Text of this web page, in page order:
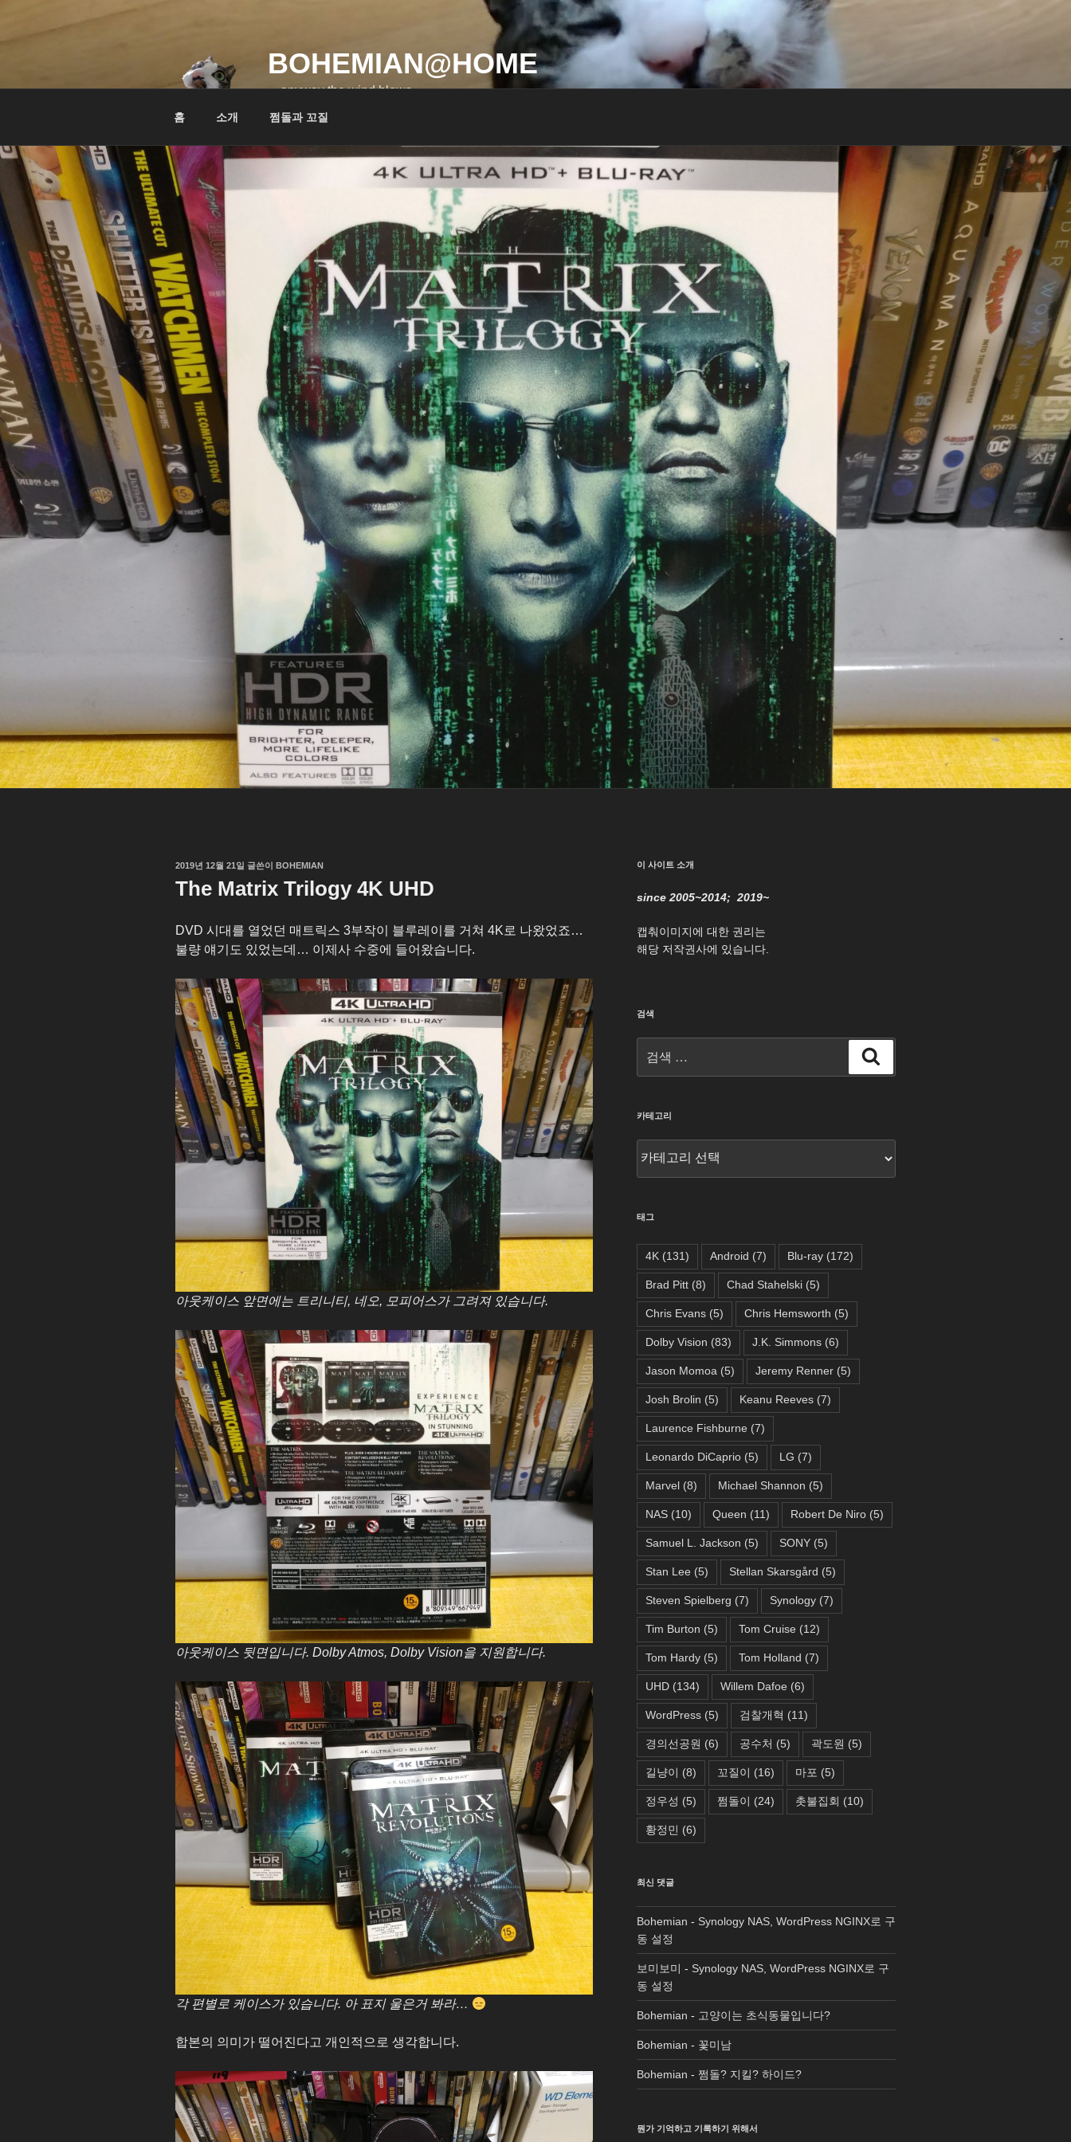
BOHEMIAN@HOME
…anyway the wind blows…
홈 소개 쩜돌과 꼬질
작
2019년 12월 21일 글쓴이 BOHEMIAN
The Matrix Trilogy 4K UHD
DVD 시대를 열었던 매트릭스 3부작이 블루레이를 거쳐 4K로 나왔었죠…
불량 얘기도 있었는데… 이제사 수중에 들어왔습니다.
아웃케이스 앞면에는 트리니티, 네오, 모피어스가 그려져 있습니다.
아웃케이스 뒷면입니다. Dolby Atmos, Dolby Vision을 지원합니다.
각 편별로 케이스가 있습니다. 아 표지 울은거 봐라…
합본의 의미가 떨어진다고 개인적으로 생각합니다.
이 사이트 소개
since 2005~2014; 2019~
캡춰이미지에 대한 권리는
해당 저작권사에 있습니다.
검색
색:
색
카테고리
테
태그
4K(131) Android (7) Blu-ray(172)
Brad Pitt(8) Chad Stahelski(5)
Chris Evans(5) Chris Hemsworth (5)
Dolby Vision (83) J.K. Simmons(6)
Jason Momoa (5) Jeremy Renner(5)
Josh Brolin (5) Keanu Reeves(7)
Laurence Fishburne (7)
Leonardo DiCaprio(5) LG (7)
Marvel(8) Michael Shannon (5)
NAS(10) Queen (11) Robert De Niro(5)
Samuel L. Jackson (5) SONY(5)
Stan Lee (5) Stellan Skarsgård (5)
Steven Spielberg (7) Synology(7)
Tim Burton (5) Tom Cruise (12)
Tom Hardy(5) Tom Holland (7)
UHD(134) Willem Dafoe (6)
WordPress(5) 검찰개혁 (11)
경의선공원 (6) 공수처 (5) 곽도원 (5)
길냥이 (8) 꼬질이 (16) 마포 (5)
정우성 (5) 쩜돌이 (24) 촛불집회 (10)
황정민 (6)
최신 댓글
Bohemian - Synology NAS, WordPress NGINX로 구
동 설정
보미보미 - Synology NAS, WordPress NGINX로 구
동 설정
Bohemian - 고양이는 초식동물입니다?
Bohemian - 꽃미남
Bohemian - 쩜돌? 지킬? 하이드?
뭔가 기억하고 기록하기 위해서